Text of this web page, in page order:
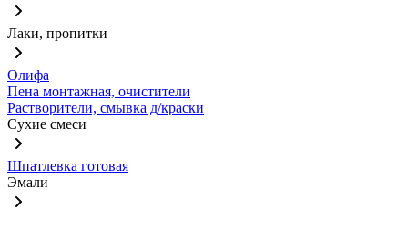
Лаки, пропитки
Олифа
Пена монтажная, очистители
Растворители, смывка д/краски
Сухие смеси
Шпатлевка готовая
Эмали